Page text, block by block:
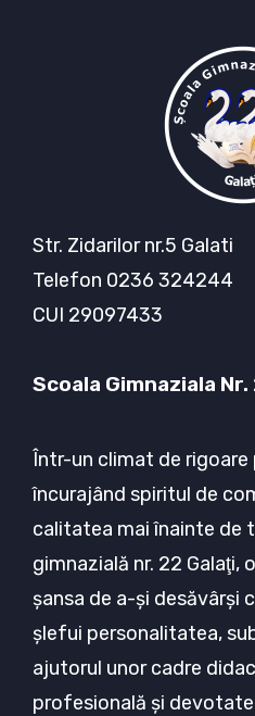
Str. Zidarilor nr.5 Galati
Telefon 0236 324244
CUI 29097433
Scoala Gimnaziala
Într-un climat de
încurajând spiritul de
calitatea mai înainte de
gimnazială nr. 22 Galaţi,
şansa de a-şi desăvârşi
şlefui personalitatea,
ajutorul unor cadre
profesională şi